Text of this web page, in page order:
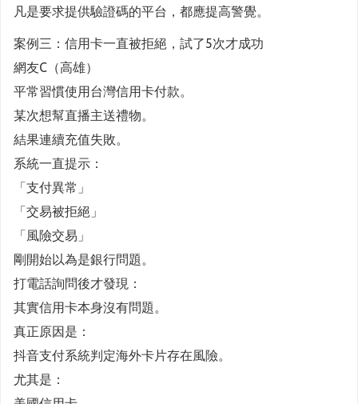
凡是要求提供驗證碼的平台，都應提高警覺。
案例三：信用卡一直被拒絕，試了5次才成功
網友C（高雄）
平常習慣使用台灣信用卡付款。
某次想幫直播主送禮物。
結果連續充值失敗。
系統一直提示：
「支付異常」
「交易被拒絕」
「風險交易」
剛開始以為是銀行問題。
打電話詢問後才發現：
其實信用卡本身沒有問題。
真正原因是：
抖音支付系統判定海外卡片存在風險。
尤其是：